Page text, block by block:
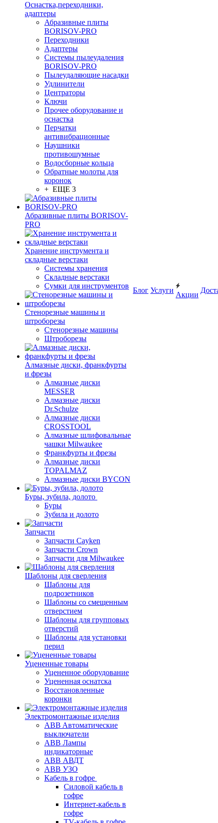
Оснастка,переходники,
адаптеры
Абразивные плиты
BORISOV-PRO
Переходники
Адаптеры
Системы пылеудаления
BORISOV-PRO
Пылеудаляющие насадки
Удлинители
Центраторы
Ключи
Прочее оборудование и
оснастка
Перчатки
антивибрационные
Наушники
противошумные
Водосборные кольца
Обратные молоты для
коронок
+ ЕЩЕ 3
Абразивные плиты BORISOV-
PRO
Хранение инструмента и
складные верстаки
Системы хранения
Складные верстаки
Сумки для инструментов
Стенорезные машины и
штроборезы
Стенорезные машины
Штроборезы
Алмазные диски, франкфурты
и фрезы
Алмазные диски
MESSER
Алмазные диски
Dr.Schulze
Алмазные диски
CROSSTOOL
Алмазные шлифовальные
чашки Milwaukee
Франкфурты и фрезы
Алмазные диски
TOPALMAZ
Алмазные диски BYCON
Буры, зубила, долото
Буры
Зубила и долото
Запчасти
Запчасти Cayken
Запчасти Crown
Запчасти для Milwaukee
Шаблоны для сверления
Шаблоны для
подрозетников
Шаблоны со смещенным
отверстием
Шаблоны для групповых
отверстий
Шаблоны для установки
перил
Уцененные товары
Уцененное оборудование
Уцененная оснатска
Восстановленные
коронки
Электромонтажные изделия
ABB Aвтоматические
выключатели
ABB Лампы
индикаторные
ABB АВДТ
ABB УЗО
Кабель в гофре
Силовой кабель в
гофре
Интернет-кабель в
гофре
Блог Услуги
Акции